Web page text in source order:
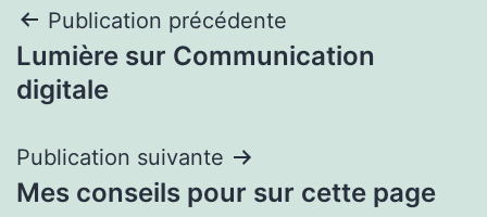
Navigation
de
Publication précédente
Lumière sur Communication
digitale
Publication suivante
Mes conseils pour sur cette page